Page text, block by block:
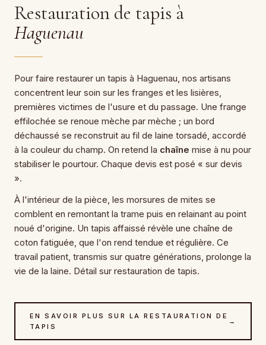
Restauration de tapis à
Haguenau
Pour faire restaurer un tapis à Haguenau, nos artisans
concentrent leur soin sur les franges et les lisières,
premières victimes de l'usure et du passage. Une frange
effilochée se renoue mèche par mèche ; un bord
déchaussé se reconstruit au fil de laine torsadé, accordé
à la couleur du champ. On retend la chaîne mise à nu pour
stabiliser le pourtour. Chaque devis est posé « sur devis
».
À l'intérieur de la pièce, les morsures de mites se
comblent en remontant la trame puis en relainant au point
noué d'origine. Un tapis affaissé révèle une chaîne de
coton fatiguée, que l'on rend tendue et régulière. Ce
travail patient, transmis sur quatre générations, prolonge la
vie de la laine. Détail sur restauration de tapis.
EN SAVOIR PLUS SUR LA RESTAURATION DE
TAPIS
→